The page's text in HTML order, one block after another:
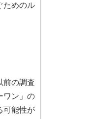
ためのル
前の調査
ワン」の
可能性が